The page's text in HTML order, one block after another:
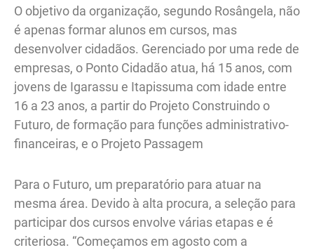
O objetivo da organização, segundo Rosângela, não
é apenas formar alunos em cursos, mas
desenvolver cidadãos. Gerenciado por uma rede de
empresas, o Ponto Cidadão atua, há 15 anos, com
jovens de Igarassu e Itapissuma com idade entre
16 a 23 anos, a partir do Projeto Construindo o
Futuro, de formação para funções administrativo-
financeiras, e o Projeto Passagem
Para o Futuro, um preparatório para atuar na
mesma área. Devido à alta procura, a seleção para
participar dos cursos envolve várias etapas e é
criteriosa. “Começamos em agosto com a